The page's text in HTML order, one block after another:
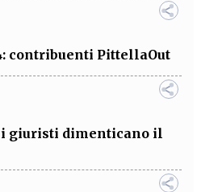
contribuenti PittellaOut
i giuristi dimenticano il